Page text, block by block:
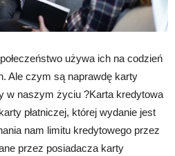
używa ich na codzień
Ale czym są naprawdę karty
w naszym życiu ?Karta kredytowa
płatniczej, której wydanie jest
nam limitu kredytowego przez
przez posiadacza karty